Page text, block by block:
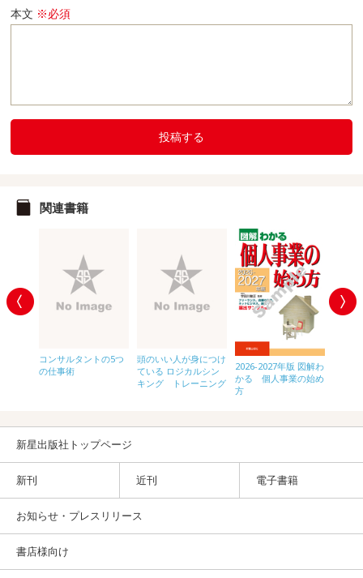
本文 ※必須
投稿する
関連書籍
コンサルタントの5つ
の仕事術
頭のいい人が身につけ
ている ロジカルシン
キング トレーニング
2026-2027年版 図解わ
かる 個人事業の始め
方
新星出版社トップページ
新刊 近刊 電子書籍
お知らせ・プレスリリース
書店様向け